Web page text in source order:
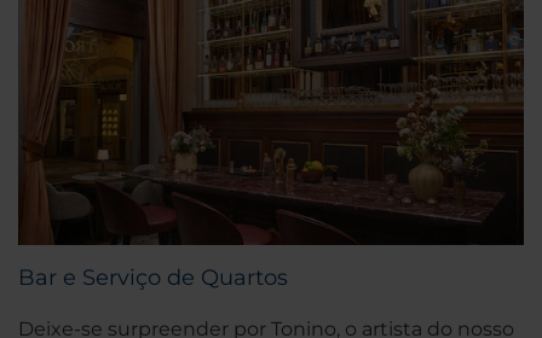
Bar e Serviço de Quartos
Deixe-se surpreender por Tonino, o artista do nosso